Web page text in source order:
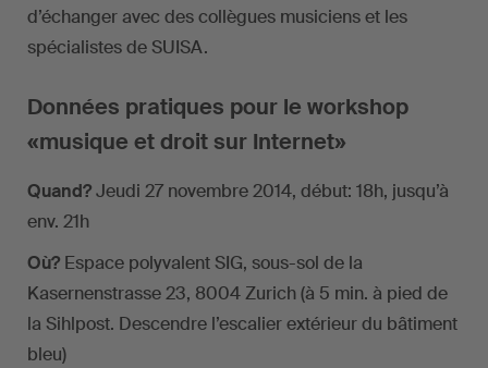
d’échanger avec des collègues musiciens et les
spécialistes de SUISA.
Données pratiques pour le workshop
«musique et droit sur Internet»
Quand?Jeudi 27 novembre 2014, début: 18h, jusqu’à
env. 21h
Où? Espace polyvalent SIG, sous-sol de la
Kasernenstrasse 23, 8004 Zurich (à 5 min. à pied de
la Sihlpost. Descendre l’escalier extérieur du bâtiment
bleu)